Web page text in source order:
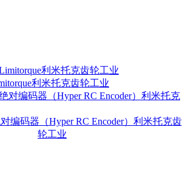
利米托克齿轮工业
编码器（Hyper RC Encoder）利米托克齿
轮工业